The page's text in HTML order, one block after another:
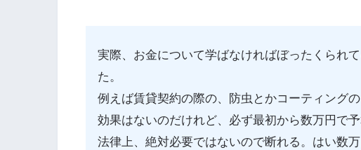
実際、お金について学ばなければぼったくられ
た。
例えば賃貸契約の際の、防虫とかコーティング
効果はないのだけれど、必ず最初から数万円で予
法律上、絶対必要ではないので断れる。はい数万